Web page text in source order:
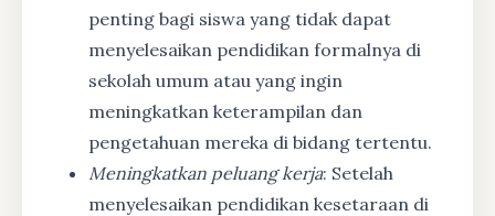
penting bagi siswa yang tidak dapat
menyelesaikan pendidikan formalnya di
sekolah umum atau yang ingin
meningkatkan keterampilan dan
pengetahuan mereka di bidang tertentu.
Meningkatkan peluang kerja: Setelah
menyelesaikan pendidikan kesetaraan di